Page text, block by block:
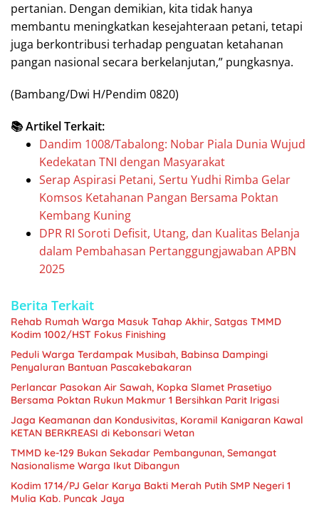
pertanian. Dengan demikian, kita tidak hanya
membantu meningkatkan kesejahteraan petani, tetapi
juga berkontribusi terhadap penguatan ketahanan
pangan nasional secara berkelanjutan,” pungkasnya.
(Bambang/Dwi H/Pendim 0820)
📚 Artikel Terkait:
Dandim 1008/Tabalong: Nobar Piala Dunia Wujud
Kedekatan TNI dengan Masyarakat
Serap Aspirasi Petani, Sertu Yudhi Rimba Gelar
Komsos Ketahanan Pangan Bersama Poktan
Kembang Kuning
DPR RI Soroti Defisit, Utang, dan Kualitas Belanja
dalam Pembahasan Pertanggungjawaban APBN
2025
Berita Terkait
Rehab Rumah Warga Masuk Tahap Akhir, Satgas TMMD
Kodim 1002/HST Fokus Finishing
Peduli Warga Terdampak Musibah, Babinsa Dampingi
Penyaluran Bantuan Pascakebakaran
Perlancar Pasokan Air Sawah, Kopka Slamet Prasetiyo
Bersama Poktan Rukun Makmur 1 Bersihkan Parit Irigasi
Jaga Keamanan dan Kondusivitas, Koramil Kanigaran Kawal
KETAN BERKREASI di Kebonsari Wetan
TMMD ke-129 Bukan Sekadar Pembangunan, Semangat
Nasionalisme Warga Ikut Dibangun
Kodim 1714/PJ Gelar Karya Bakti Merah Putih SMP Negeri 1
Mulia Kab. Puncak Jaya